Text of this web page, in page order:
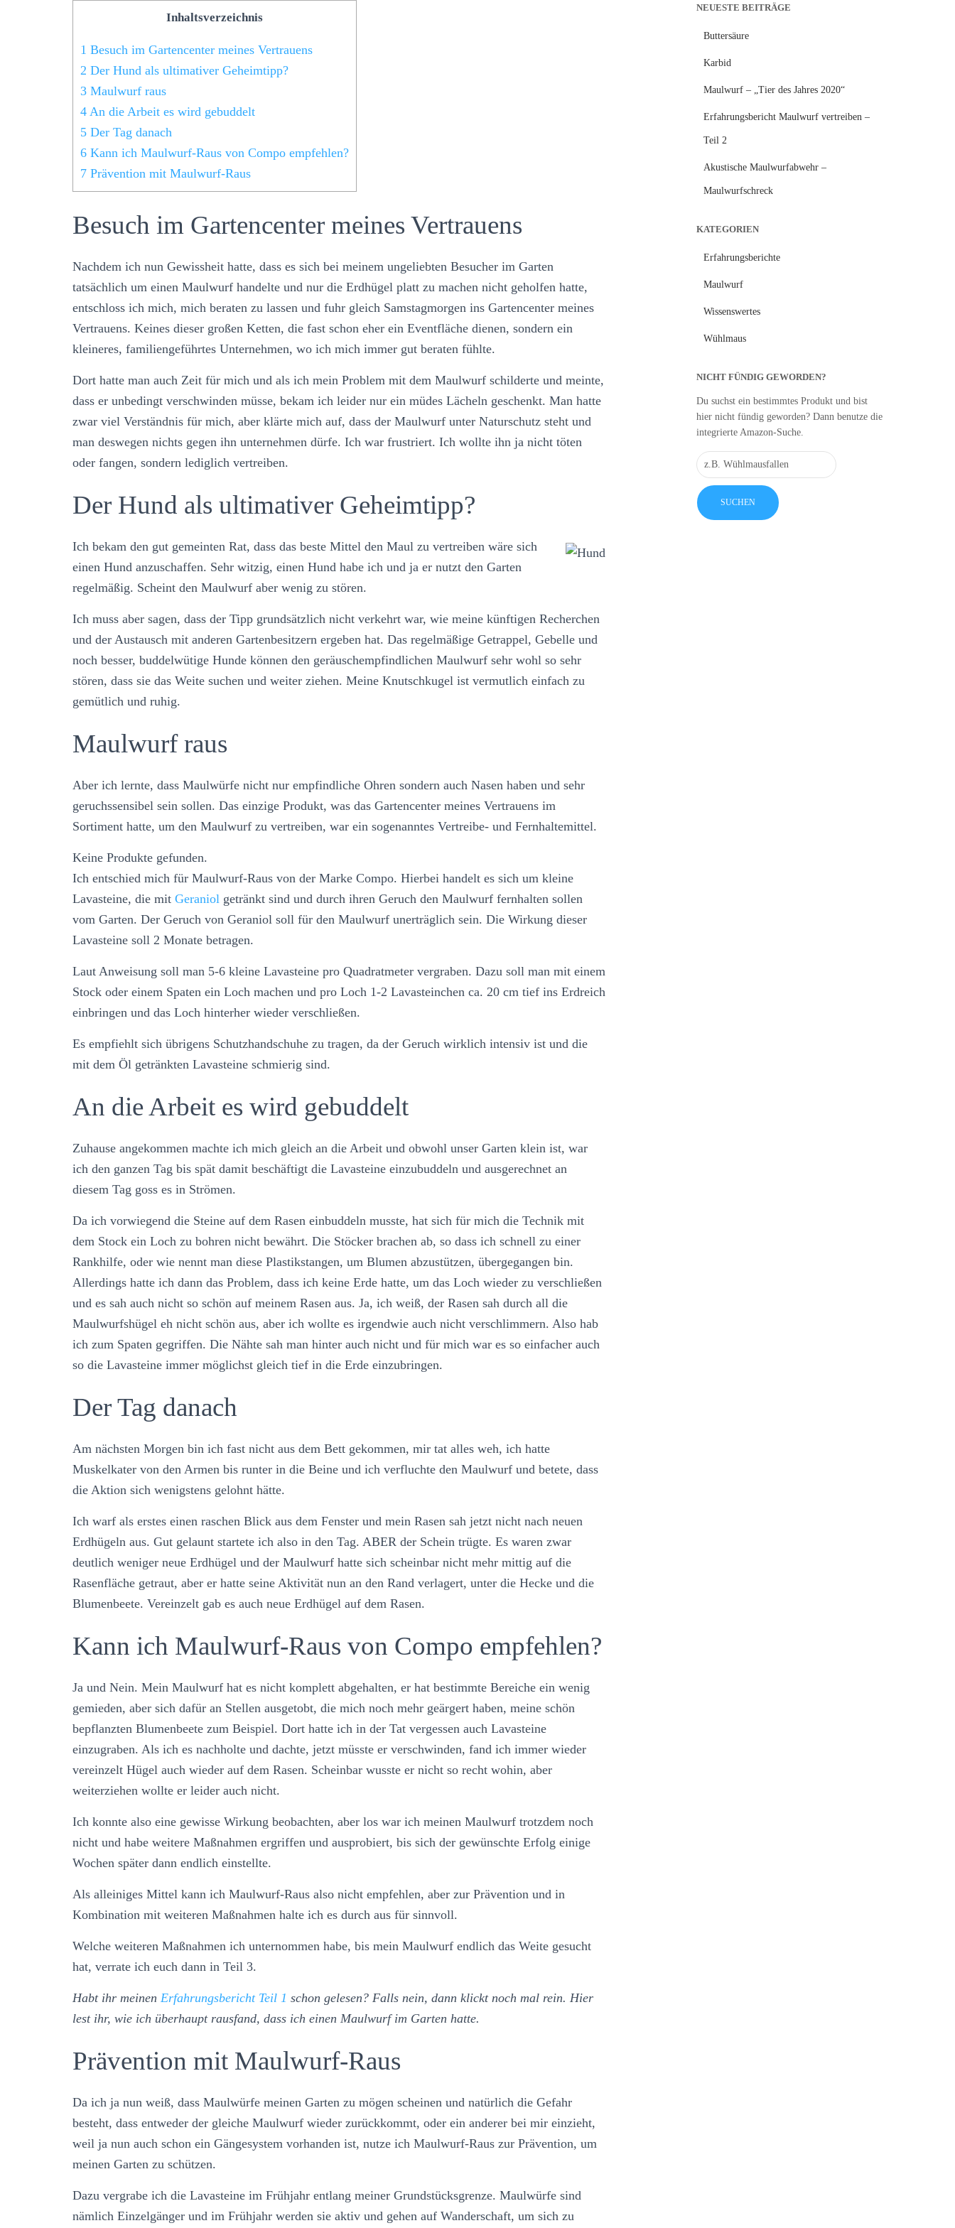
Inhaltsverzeichnis
1 Besuch im Gartencenter meines Vertrauens
2 Der Hund als ultimativer Geheimtipp?
3 Maulwurf raus
4 An die Arbeit es wird gebuddelt
5 Der Tag danach
6 Kann ich Maulwurf-Raus von Compo empfehlen?
7 Prävention mit Maulwurf-Raus
Besuch im Gartencenter meines Vertrauens
Nachdem ich nun Gewissheit hatte, dass es sich bei meinem ungeliebten Besucher im Garten
tatsächlich um einen Maulwurf handelte und nur die Erdhügel platt zu machen nicht geholfen hatte,
entschloss ich mich, mich beraten zu lassen und fuhr gleich Samstagmorgen ins Gartencenter meines
Vertrauens. Keines dieser großen Ketten, die fast schon eher ein Eventfläche dienen, sondern ein
kleineres, familiengeführtes Unternehmen, wo ich mich immer gut beraten fühlte.
Dort hatte man auch Zeit für mich und als ich mein Problem mit dem Maulwurf schilderte und meinte,
dass er unbedingt verschwinden müsse, bekam ich leider nur ein müdes Lächeln geschenkt. Man hatte
zwar viel Verständnis für mich, aber klärte mich auf, dass der Maulwurf unter Naturschutz steht und
man deswegen nichts gegen ihn unternehmen dürfe. Ich war frustriert. Ich wollte ihn ja nicht töten
oder fangen, sondern lediglich vertreiben.
Der Hund als ultimativer Geheimtipp?
Ich bekam den gut gemeinten Rat, dass das beste Mittel den Maul zu vertreiben wäre sich
einen Hund anzuschaffen. Sehr witzig, einen Hund habe ich und ja er nutzt den Garten
regelmäßig. Scheint den Maulwurf aber wenig zu stören.
Ich muss aber sagen, dass der Tipp grundsätzlich nicht verkehrt war, wie meine künftigen Recherchen
und der Austausch mit anderen Gartenbesitzern ergeben hat. Das regelmäßige Getrappel, Gebelle und
noch besser, buddelwütige Hunde können den geräuschempfindlichen Maulwurf sehr wohl so sehr
stören, dass sie das Weite suchen und weiter ziehen. Meine Knutschkugel ist vermutlich einfach zu
gemütlich und ruhig.
Maulwurf raus
Aber ich lernte, dass Maulwürfe nicht nur empfindliche Ohren sondern auch Nasen haben und sehr
geruchssensibel sein sollen. Das einzige Produkt, was das Gartencenter meines Vertrauens im
Sortiment hatte, um den Maulwurf zu vertreiben, war ein sogenanntes Vertreibe- und Fernhaltemittel.
Keine Produkte gefunden.
Ich entschied mich für Maulwurf-Raus von der Marke Compo. Hierbei handelt es sich um kleine
Lavasteine, die mit Geraniol getränkt sind und durch ihren Geruch den Maulwurf fernhalten sollen
vom Garten. Der Geruch von Geraniol soll für den Maulwurf unerträglich sein. Die Wirkung dieser
Lavasteine soll 2 Monate betragen.
Laut Anweisung soll man 5-6 kleine Lavasteine pro Quadratmeter vergraben. Dazu soll man mit einem
Stock oder einem Spaten ein Loch machen und pro Loch 1-2 Lavasteinchen ca. 20 cm tief ins Erdreich
einbringen und das Loch hinterher wieder verschließen.
Es empfiehlt sich übrigens Schutzhandschuhe zu tragen, da der Geruch wirklich intensiv ist und die
mit dem Öl getränkten Lavasteine schmierig sind.
An die Arbeit es wird gebuddelt
Zuhause angekommen machte ich mich gleich an die Arbeit und obwohl unser Garten klein ist, war
ich den ganzen Tag bis spät damit beschäftigt die Lavasteine einzubuddeln und ausgerechnet an
diesem Tag goss es in Strömen.
Da ich vorwiegend die Steine auf dem Rasen einbuddeln musste, hat sich für mich die Technik mit
dem Stock ein Loch zu bohren nicht bewährt. Die Stöcker brachen ab, so dass ich schnell zu einer
Rankhilfe, oder wie nennt man diese Plastikstangen, um Blumen abzustützen, übergegangen bin.
Allerdings hatte ich dann das Problem, dass ich keine Erde hatte, um das Loch wieder zu verschließen
und es sah auch nicht so schön auf meinem Rasen aus. Ja, ich weiß, der Rasen sah durch all die
Maulwurfshügel eh nicht schön aus, aber ich wollte es irgendwie auch nicht verschlimmern. Also hab
ich zum Spaten gegriffen. Die Nähte sah man hinter auch nicht und für mich war es so einfacher auch
so die Lavasteine immer möglichst gleich tief in die Erde einzubringen.
Der Tag danach
Am nächsten Morgen bin ich fast nicht aus dem Bett gekommen, mir tat alles weh, ich hatte
Muskelkater von den Armen bis runter in die Beine und ich verfluchte den Maulwurf und betete, dass
die Aktion sich wenigstens gelohnt hätte.
Ich warf als erstes einen raschen Blick aus dem Fenster und mein Rasen sah jetzt nicht nach neuen
Erdhügeln aus. Gut gelaunt startete ich also in den Tag. ABER der Schein trügte. Es waren zwar
deutlich weniger neue Erdhügel und der Maulwurf hatte sich scheinbar nicht mehr mittig auf die
Rasenfläche getraut, aber er hatte seine Aktivität nun an den Rand verlagert, unter die Hecke und die
Blumenbeete. Vereinzelt gab es auch neue Erdhügel auf dem Rasen.
Kann ich Maulwurf-Raus von Compo empfehlen?
Ja und Nein. Mein Maulwurf hat es nicht komplett abgehalten, er hat bestimmte Bereiche ein wenig
gemieden, aber sich dafür an Stellen ausgetobt, die mich noch mehr geärgert haben, meine schön
bepflanzten Blumenbeete zum Beispiel. Dort hatte ich in der Tat vergessen auch Lavasteine
einzugraben. Als ich es nachholte und dachte, jetzt müsste er verschwinden, fand ich immer wieder
vereinzelt Hügel auch wieder auf dem Rasen. Scheinbar wusste er nicht so recht wohin, aber
weiterziehen wollte er leider auch nicht.
Ich konnte also eine gewisse Wirkung beobachten, aber los war ich meinen Maulwurf trotzdem noch
nicht und habe weitere Maßnahmen ergriffen und ausprobiert, bis sich der gewünschte Erfolg einige
Wochen später dann endlich einstellte.
Als alleiniges Mittel kann ich Maulwurf-Raus also nicht empfehlen, aber zur Prävention und in
Kombination mit weiteren Maßnahmen halte ich es durch aus für sinnvoll.
Welche weiteren Maßnahmen ich unternommen habe, bis mein Maulwurf endlich das Weite gesucht
hat, verrate ich euch dann in Teil 3.
Habt ihr meinen Erfahrungsbericht Teil 1 schon gelesen? Falls nein, dann klickt noch mal rein. Hier
lest ihr, wie ich überhaupt rausfand, dass ich einen Maulwurf im Garten hatte.
Prävention mit Maulwurf-Raus
Da ich ja nun weiß, dass Maulwürfe meinen Garten zu mögen scheinen und natürlich die Gefahr
besteht, dass entweder der gleiche Maulwurf wieder zurückkommt, oder ein anderer bei mir einzieht,
weil ja nun auch schon ein Gängesystem vorhanden ist, nutze ich Maulwurf-Raus zur Prävention, um
meinen Garten zu schützen.
Dazu vergrabe ich die Lavasteine im Frühjahr entlang meiner Grundstücksgrenze. Maulwürfe sind
nämlich Einzelgänger und im Frühjahr werden sie aktiv und gehen auf Wanderschaft, um sich zu
h
NEUESTE BEITRÄGE
Buttersäure
Karbid
Maulwurf – „Tier des Jahres 2020“
Erfahrungsbericht Maulwurf vertreiben –
Teil 2
Akustische Maulwurfabwehr –
Maulwurfschreck
KATEGORIEN
Erfahrungsberichte
Maulwurf
Wissenswertes
Wühlmaus
NICHT FÜNDIG GEWORDEN?
Du suchst ein bestimmtes Produkt und bist
hier nicht fündig geworden? Dann benutze die
integrierte Amazon-Suche.